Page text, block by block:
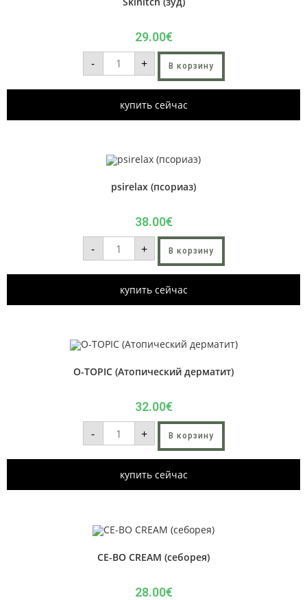
29.00€
- + В корзину
купить сейчас
psirelax (псориаз)
38.00€
- + В корзину
купить сейчас
O-TOPIC (Атопический дерматит)
32.00€
- + В корзину
купить сейчас
CE-BO CREAM (себорея)
28.00€